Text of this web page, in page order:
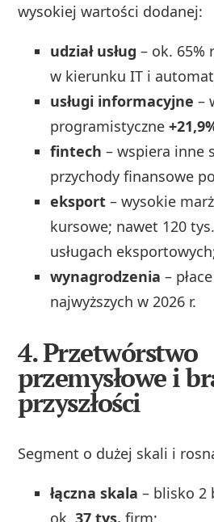
wysokiej wartości dodanej:
udział usług – ok. 65%
w kierunku IT i
usługi informacyjne –
programistyczne
fintech – wspiera inne
przychody finansowe
eksport – wysokie
kursowe; nawet 120
usługach
wynagrodzenia –
najwyższych w 2026 r.
4.Przetwórstwo
przemysłowe i
przyszłości
Segment o dużej skali i
łączna skala – blisko 2
ok.37 tys. firm;